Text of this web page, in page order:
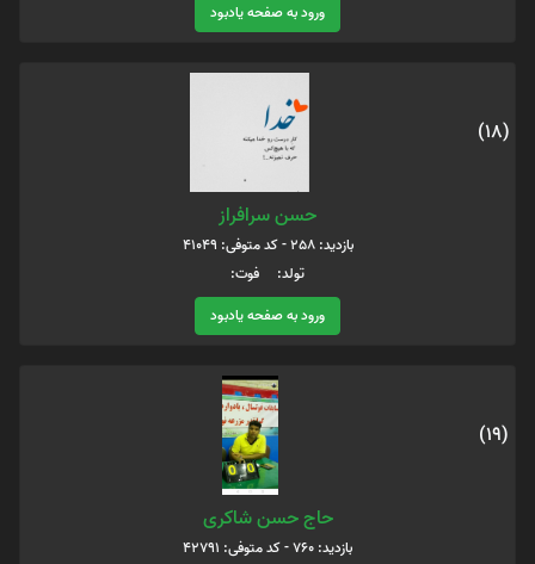
ورود به صفحه یادبود
(18)
حسن سرافراز
بازدید: 258 - کد متوفی: 41049
تولد: فوت:
ورود به صفحه یادبود
(19)
حاج حسن شاکری
بازدید: 760 - کد متوفی: 42791